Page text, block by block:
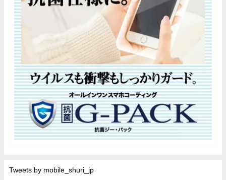
Tweets by mobile_shuri_jp